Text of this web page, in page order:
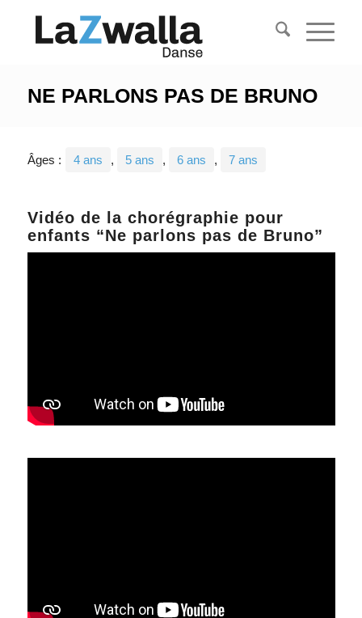
NE PARLONS PAS DE BRUNO
Âges : 4 ans , 5 ans , 6 ans , 7 ans
Vidéo de la chorégraphie pour
enfants “Ne parlons pas de Bruno”